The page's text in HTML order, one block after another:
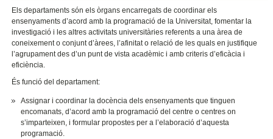
Els departaments són els òrgans encarregats de coordinar els
ensenyaments d’acord amb la programació de la Universitat, fomentar la
investigació i les altres activitats universitàries referents a una àrea de
coneixement o conjunt d’àrees, l’afinitat o relació de les quals en justifique
l’agrupament des d’un punt de vista acadèmic i amb criteris d’eficàcia i
eficiència.
És funció del departament:
Assignar i coordinar la docència dels ensenyaments que tinguen
encomanats, d’acord amb la programació del centre o centres on
s’imparteixen, i formular propostes per a l’elaboració d’aquesta
programació.